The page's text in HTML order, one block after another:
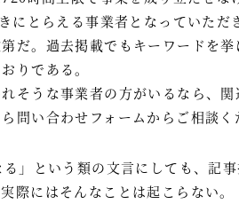
にとらえる事業者となっていただ
だ。過去掲載でもキーワードを
りである。
そうな事業者の方がいるなら、
問い合わせフォームからご相談く
」という類の文言にしても、記
際にはそんなことは起こらない。